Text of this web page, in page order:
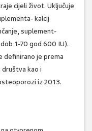
cijeli život. Uključuje
kalcij
suplement-
1-70 god 600 IU).
definirano je prema
kao i
iz 2013.